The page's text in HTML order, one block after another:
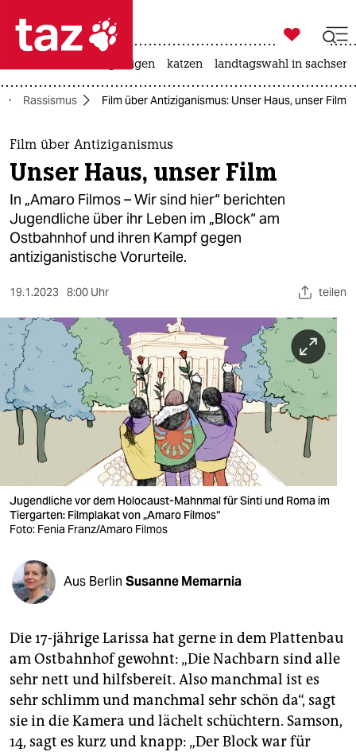
 taz zahl ich
taz zahl ich
themen
politik
öko
gesellschaft
kultur
sport
berlin
nord
wahrheit
verlag
verlag
veranstaltungen
shop
fragen & hilfe
abo
genossenschaft
epaper login

taz zahl ich
bergsteigen katzen landtagswahl in
Rassismus Film über Antiziganismus: Unser Haus, unser Film
Film über Antiziganismus
Unser Haus, unser Film
In „Amaro Filmos – Wir sind hier“ berichten
Jugendliche über ihr Leben im „Block“ am
Ostbahnhof und ihren Kampf gegen
antiziganistische Vorurteile.
19.1.2023 8:00 Uhr teilen
Jugendliche vor dem Holocaust-Mahnmal für Sinti und Roma im
Tiergarten: Filmplakat von „Amaro Filmos“
Foto: Fenia Franz/Amaro Filmos
Aus Berlin Susanne Memarnia
Die 17-jährige Larissa hat gerne in dem Plattenbau
am Ostbahnhof gewohnt: „Die Nachbarn sind alle
sehr nett und hilfsbereit. Also manchmal ist es
sehr schlimm und manchmal sehr schön da“, sagt
sie in die Kamera und lächelt schüchtern. Samson,
14, sagt es kurz und knapp: „Der Block war für